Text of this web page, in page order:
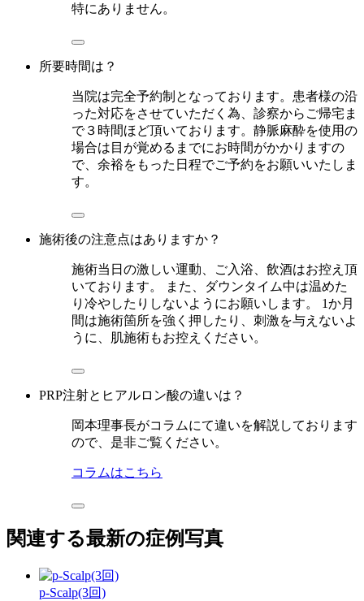
特にありません。
所要時間は？
当院は完全予約制となっております。患者様の沿
った対応をさせていただく為、診察からご帰宅ま
で３時間ほど頂いております。静脈麻酔を使用の
場合は目が覚めるまでにお時間がかかりますの
で、余裕をもった日程でご予約をお願いいたしま
す。
施術後の注意点はありますか？
施術当日の激しい運動、ご入浴、飲酒はお控え頂
いております。 また、ダウンタイム中は温めた
り冷やしたりしないようにお願いします。 1か月
間は施術箇所を強く押したり、刺激を与えないよ
うに、肌施術もお控えください。
PRP注射とヒアルロン酸の違いは？
岡本理事長がコラムにて違いを解説しております
ので、是非ご覧ください。
コラムはこちら
関連する最新の症例写真
p-Scalp(3回)